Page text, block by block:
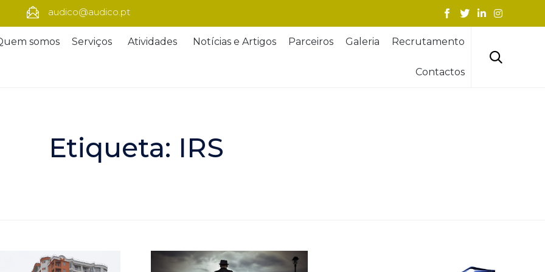
audico@audico.pt
content
somos Serviços Atividades Notícias e Artigos Parceiros Galeria Recrutamento
Contactos

Etiqueta: IRS